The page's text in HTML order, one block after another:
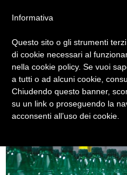
stabilimento-
Informativa
Questo sito o gli strumenti
di cookie necessari al
nella cookie policy. Se vuoi
a tutti o ad alcuni cookie,
Chiudendo questo banner,
su un link o proseguendo la
acconsenti all’uso dei cookie.